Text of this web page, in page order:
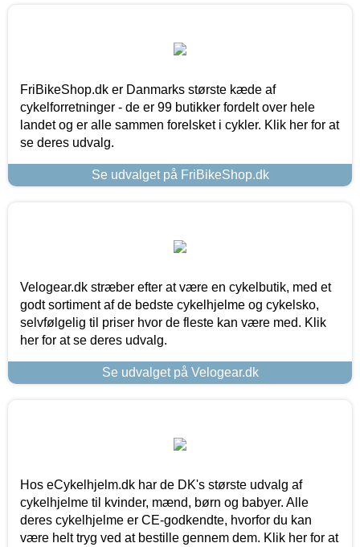
FriBikeShop.dk er Danmarks største kæde af
cykelforretninger - de er 99 butikker fordelt over hele
landet og er alle sammen forelsket i cykler. Klik her for at
se deres udvalg.
Se udvalget på FriBikeShop.dk
Velogear.dk stræber efter at være en cykelbutik, med et
godt sortiment af de bedste cykelhjelme og cykelsko,
selvfølgelig til priser hvor de fleste kan være med. Klik
her for at se deres udvalg.
Se udvalget på Velogear.dk
Hos eCykelhjelm.dk har de DK's største udvalg af
cykelhjelme til kvinder, mænd, børn og babyer. Alle
deres cykelhjelme er CE-godkendte, hvorfor du kan
være helt tryg ved at bestille gennem dem. Klik her for at